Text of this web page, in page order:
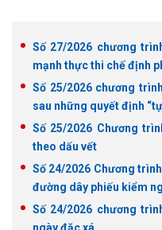
Số 27/2026 chương
mạnh thực thi chế định
Số 25/2026 chương
sau những quyết định
Số 25/2026 Chương
theo dấu vết
Số 24/2026 Chương
đường dây phiếu kiểm
Số 24/2026 chương